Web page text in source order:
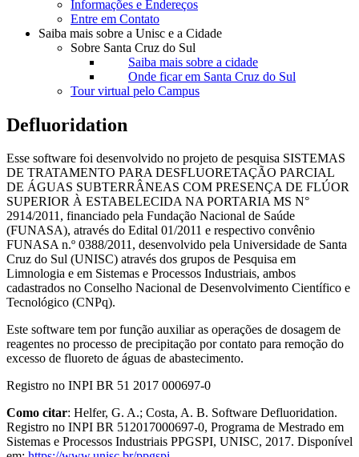
Informações e Endereços
Entre em Contato
Saiba mais sobre a Unisc e a Cidade
Sobre Santa Cruz do Sul
Saiba mais sobre a cidade
Onde ficar em Santa Cruz do Sul
Tour virtual pelo Campus
Defluoridation
Esse software foi desenvolvido no projeto de pesquisa SISTEMAS
DE TRATAMENTO PARA DESFLUORETAÇÃO PARCIAL
DE ÁGUAS SUBTERRÂNEAS COM PRESENÇA DE FLÚOR
SUPERIOR À ESTABELECIDA NA PORTARIA MS N°
2914/2011, financiado pela Fundação Nacional de Saúde
(FUNASA), através do Edital 01/2011 e respectivo convênio
FUNASA n.º 0388/2011, desenvolvido pela Universidade de Santa
Cruz do Sul (UNISC) através dos grupos de Pesquisa em
Limnologia e em Sistemas e Processos Industriais, ambos
cadastrados no Conselho Nacional de Desenvolvimento Científico e
Tecnológico (CNPq).
Este software tem por função auxiliar as operações de dosagem de
reagentes no processo de precipitação por contato para remoção do
excesso de fluoreto de águas de abastecimento.
Registro no INPI BR 51 2017 000697-0
Como citar: Helfer, G. A.; Costa, A. B. Software Defluoridation.
Registro no INPI BR 512017000697-0, Programa de Mestrado em
Sistemas e Processos Industriais PPGSPI, UNISC, 2017. Disponível